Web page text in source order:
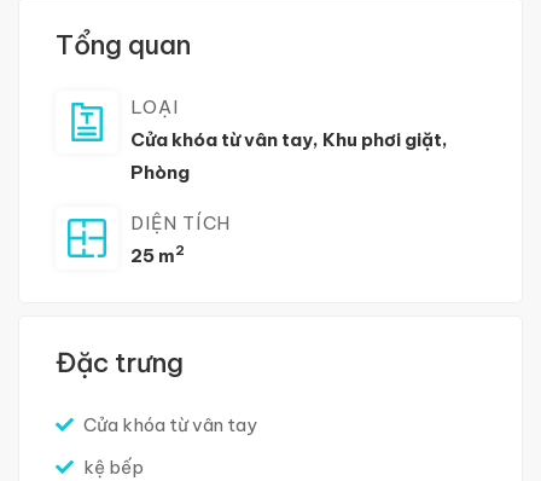
Tổng quan
LOẠI
Cửa khóa từ vân tay, Khu phơi giặt,
Phòng
DIỆN TÍCH
25 m2
Đặc trưng
Cửa khóa từ vân tay
kệ bếp